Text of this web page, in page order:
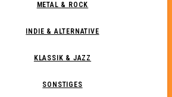
METAL & ROCK
INDIE & ALTERNATIVE
KLASSIK & JAZZ
SONSTIGES